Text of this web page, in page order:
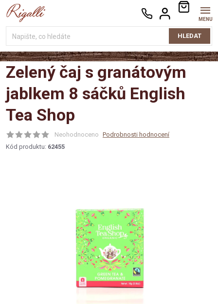
Přejít
na
HLEDAT
NÁKUPNÍ
KOŠÍK
Zelený čaj s granátovým
jablkem 8 sáčků English
Tea Shop
Neohodnoceno Podrobnosti hodnocení
Kód produktu: 62455